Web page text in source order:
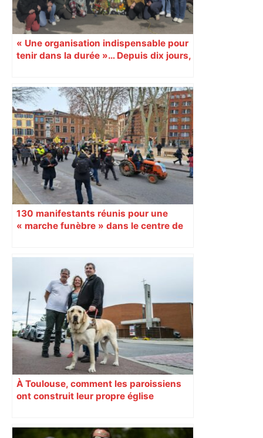
« Une organisation indispensable pour
tenir dans la durée »… Depuis dix jours,
130 manifestants réunis pour une
« marche funèbre » dans le centre de
À Toulouse, comment les paroissiens
ont construit leur propre église